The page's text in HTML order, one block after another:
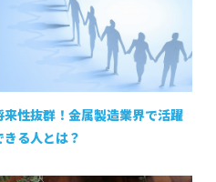
来性抜群！金属製造業界で活躍
きる人とは？